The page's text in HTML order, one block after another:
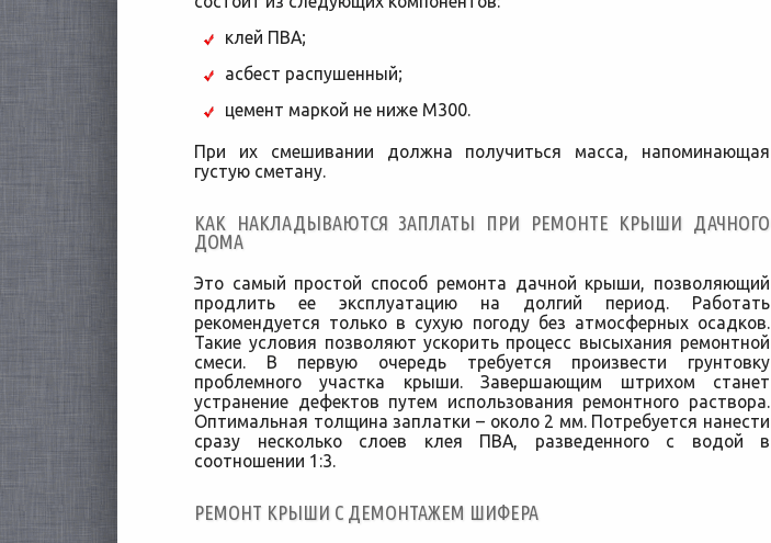
клей ПВА;
асбест распушенный;
цемент маркой не ниже М300.
При их смешивании должна получиться масса, напоминающая
густую сметану.
КАК НАКЛАДЫВАЮТСЯ ЗАПЛАТЫ ПРИ РЕМОНТЕ КРЫШИ ДАЧНОГО
ДОМА
Это самый простой способ ремонта дачной крыши, позволяющий
продлить ее эксплуатацию на долгий период. Работать
рекомендуется только в сухую погоду без атмосферных осадков.
Такие условия позволяют ускорить процесс высыхания ремонтной
смеси. В первую очередь требуется произвести грунтовку
проблемного участка крыши. Завершающим штрихом станет
устранение дефектов путем использования ремонтного раствора.
Оптимальная толщина заплатки – около 2 мм. Потребуется нанести
сразу несколько слоев клея ПВА, разведенного с водой в
соотношении 1:3.
РЕМОНТ КРЫШИ С ДЕМОНТАЖЕМ ШИФЕРА